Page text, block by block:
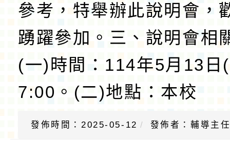
參考，特舉辦此說明會，
踴躍參加。三、說明會相
(一)時間：114年5月13日
7:00。(二)地點：本校
發佈時間：2025-05-12 發佈者：輔導主